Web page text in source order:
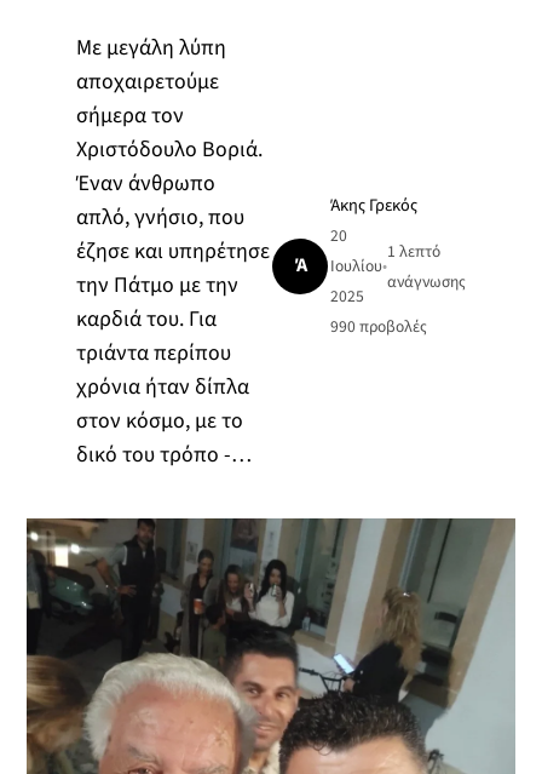
Με μεγάλη λύπη
αποχαιρετούμε
σήμερα τον
Χριστόδουλο Βοριά.
Έναν άνθρωπο
απλό, γνήσιο, που
έζησε και υπηρέτησε
την Πάτμο με την
καρδιά του. Για
τριάντα περίπου
χρόνια ήταν δίπλα
στον κόσμο, με το
δικό του τρόπο -…
Ά
Άκης Γρεκός
20
Ιουλίου
2025
•
1 λεπτό
ανάγνωσης
990προβολές